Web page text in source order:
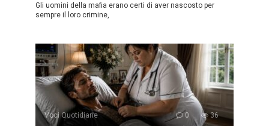
Gli uomini della mafia erano certi di aver nascosto per
sempre il loro crimine,
Voci Quotidiane 0 36